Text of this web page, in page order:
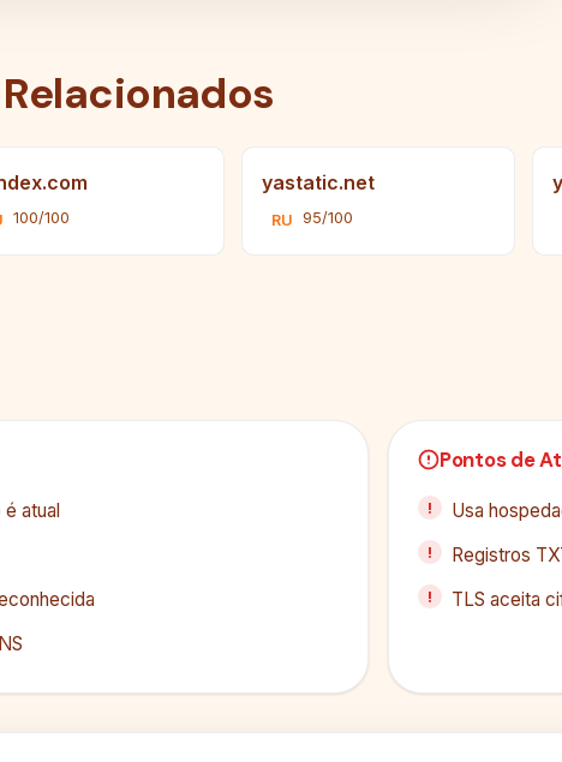
100/100
yastatic.net
RU 95/100
atual
Pontos de
Usa
Registros
TLS aceita